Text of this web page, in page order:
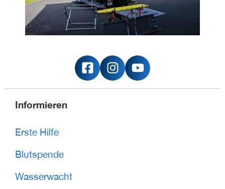
Informieren
Erste Hilfe
Blutspende
Wasserwacht